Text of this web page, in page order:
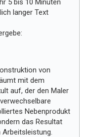
5 bis 10 Minuten
langer Text
von
mit dem
auf, der den Maler
Nebenprodukt
das Resultat
Arbeitsleistung.